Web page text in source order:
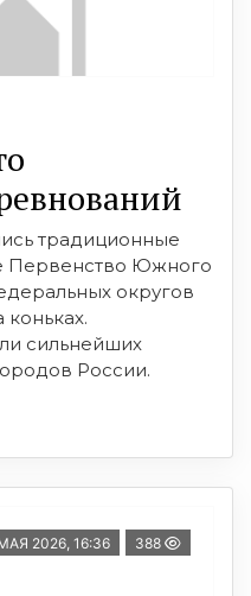
традиционные
Первенство Южного
округов
сильнейших
России.
2026, 16:36 388